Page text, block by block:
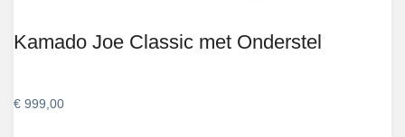
Kamado Joe Classic met Onderstel
€ 999,00